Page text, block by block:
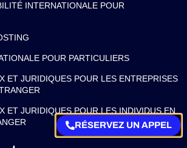
INTERNATIONALE POUR
POUR PARTICULIERS
ET JURIDIQUES POUR LES ENTREPRISES
ET JURIDIQUES POUR LES INDIVIDUS EN
RÉSERVEZ UN APPEL